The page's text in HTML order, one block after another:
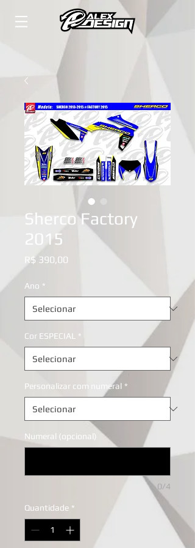
Sherco Factory
2015
R$ 390,00
Ano *
Cor ESPECIAL *
Personalizar com numeral *
Numeral (opcional)
0/4
Quantidade *